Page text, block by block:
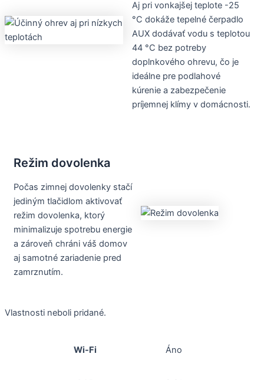
Aj pri vonkajšej teplote -25
°C dokáže tepelné čerpadlo
AUX dodávať vodu s teplotou
44 °C bez potreby
doplnkového ohrevu, čo je
ideálne pre podlahové
kúrenie a zabezpečenie
príjemnej klímy v domácnosti.
Režim dovolenka
Počas zimnej dovolenky stačí
jediným tlačidlom aktivovať
režim dovolenka, ktorý
minimalizuje spotrebu energie
a zároveň chráni váš domov
aj samotné zariadenie pred
zamrznutím.
Vlastnosti neboli pridané.
Wi-Fi Áno